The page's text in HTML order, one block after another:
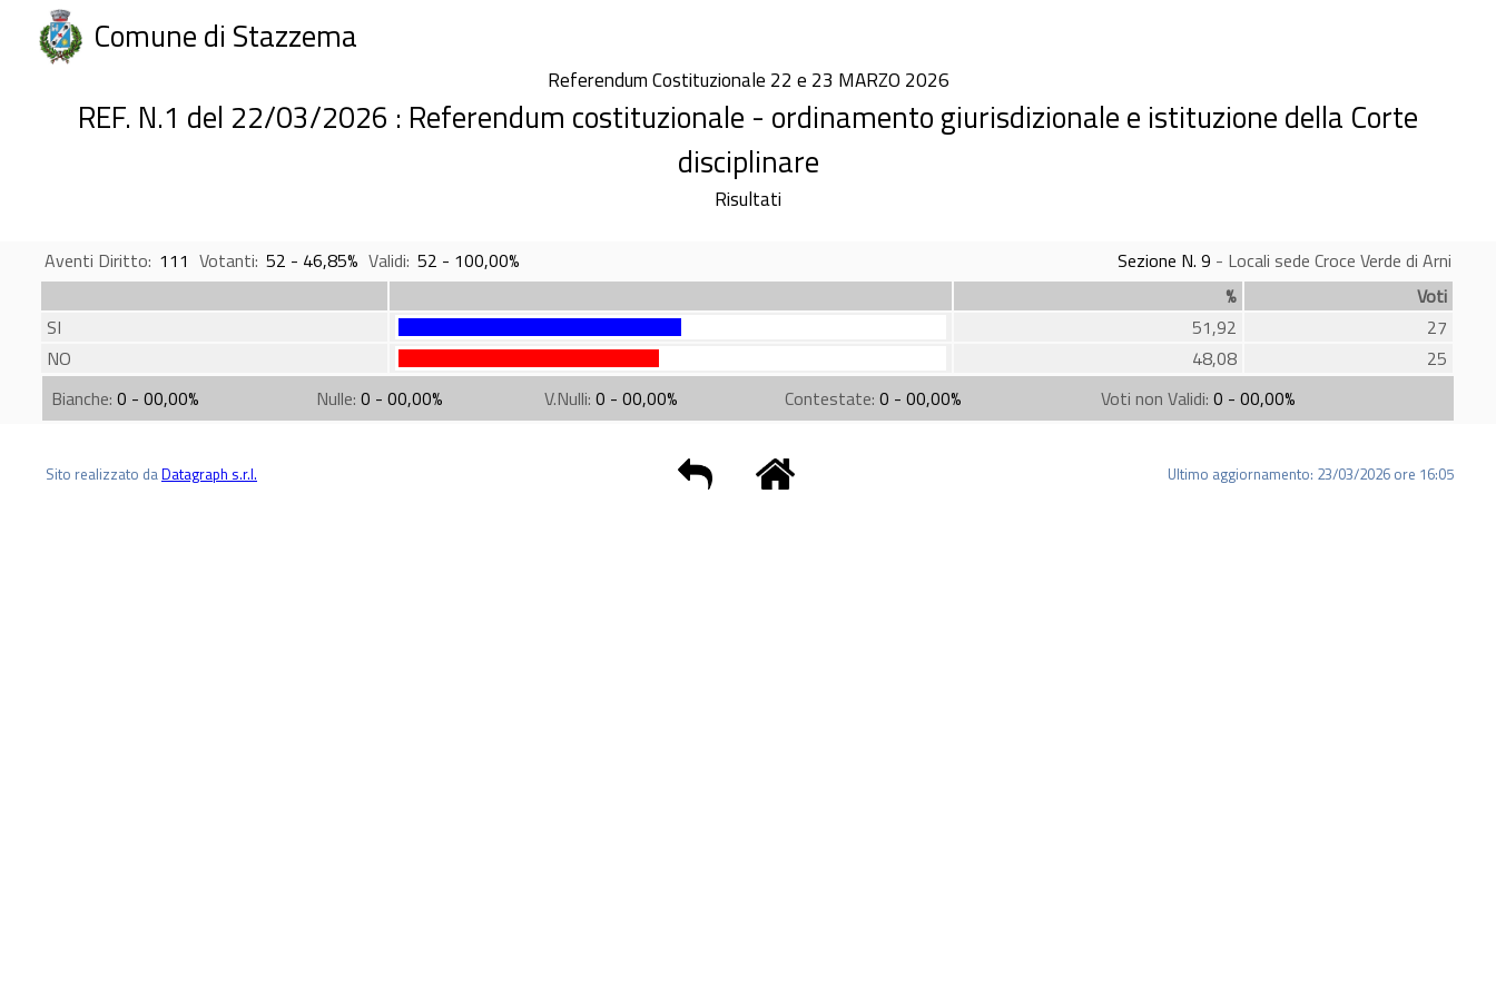
Comune di Stazzema
Referendum Costituzionale 22 e 23 MARZO 2026
REF. N.1 del 22/03/2026 : Referendum costituzionale - ordinamento giurisdizionale e istituzione della Corte
disciplinare
Risultati
Aventi Diritto: 111 Votanti: 52 - 46,85% Validi: 52 - 100,00% Sezione N. 9 - Locali sede Croce Verde di Arni
%
Voti
SI
51,92
27
NO
48,08
25
Bianche: 0 - 00,00% Nulle: 0 - 00,00% V.Nulli: 0 - 00,00% Contestate: 0 - 00,00% Voti non Validi: 0 - 00,00%
Sito realizzato daDatagraph s.r.l. Ultimo aggiornamento: 23/03/2026 ore 16:05